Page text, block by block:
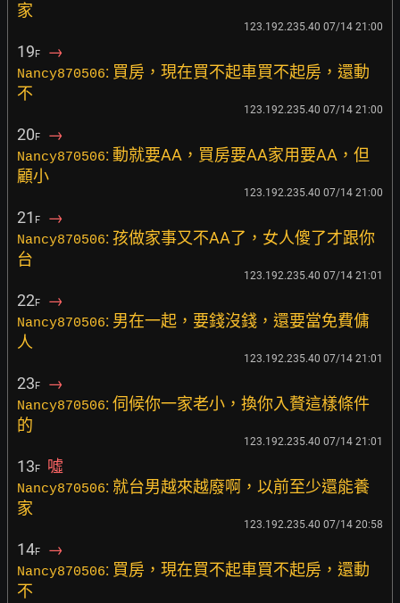
家
123.192.235.40 07/14 21:00
19F →
Nancy870506: 買房，現在買不起車買不起房，還動
不
123.192.235.40 07/14 21:00
20F →
Nancy870506: 動就要AA，買房要AA家用要AA，但
顧小
123.192.235.40 07/14 21:00
21 F →
Nancy870506: 孩做家事又不AA了，女人傻了才跟你
台
123.192.235.40 07/14 21:01
22F →
Nancy870506: 男在一起，要錢沒錢，還要當免費傭
人
123.192.235.40 07/14 21:01
23F →
Nancy870506: 伺候你一家老小，換你入贅這樣條件
的
123.192.235.40 07/14 21:01
13F 噓
Nancy870506: 就台男越來越廢啊，以前至少還能養
家
123.192.235.40 07/14 20:58
14F →
Nancy870506: 買房，現在買不起車買不起房，還動
不